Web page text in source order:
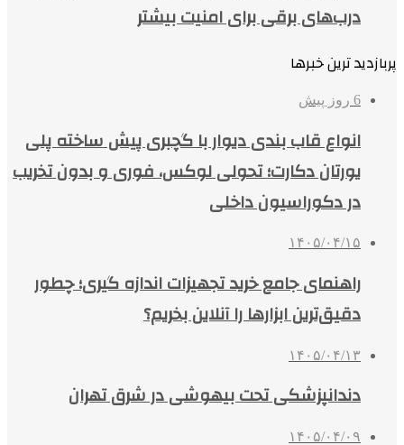
درب‌های برقی برای امنیت بیشتر
پربازدید ترین خبرها
6 روز پیش
انواع قاب بندی دیوار با گچبری پیش ساخته پلی
یورتان دکارت؛ تحولی لوکس، فوری و بدون تخریب
در دکوراسیون داخلی
۱۴۰۵/۰۴/۱۵
راهنمای جامع خرید تجهیزات اندازه گیری؛ چطور
دقیق‌ترین ابزارها را آنلاین بخریم؟
۱۴۰۵/۰۴/۱۳
دندانپزشکی تحت بیهوشی در شرق تهران
۱۴۰۵/۰۴/۰۹